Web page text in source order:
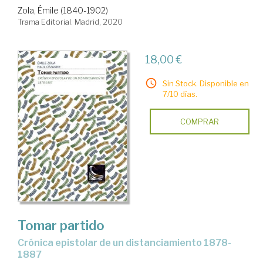
Zola, Émile (1840-1902)
Trama Editorial. Madrid, 2020
18,00 €
Sin Stock. Disponible en
7/10 días.
COMPRAR
Tomar partido
crónica epistolar de un distanciamiento 1878-
1887